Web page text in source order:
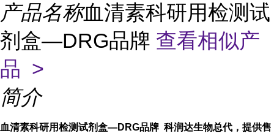
产品名称血清素科研用检测试
剂盒—DRG品牌 查看相似产
品 >
简介
血清素科研用检测试剂盒—DRG品牌 科润达生物总代，提供售